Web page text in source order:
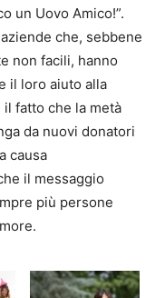
un Uovo Amico!”.
che, sebbene
non facili, hanno
il loro aiuto alla
fatto che la metà
da nuovi donatori
causa
il messaggio
più persone